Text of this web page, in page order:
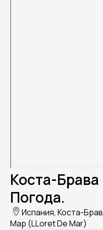
Коста-
Погода.
Испания, Коста-
Мар (LLoret De Mar)